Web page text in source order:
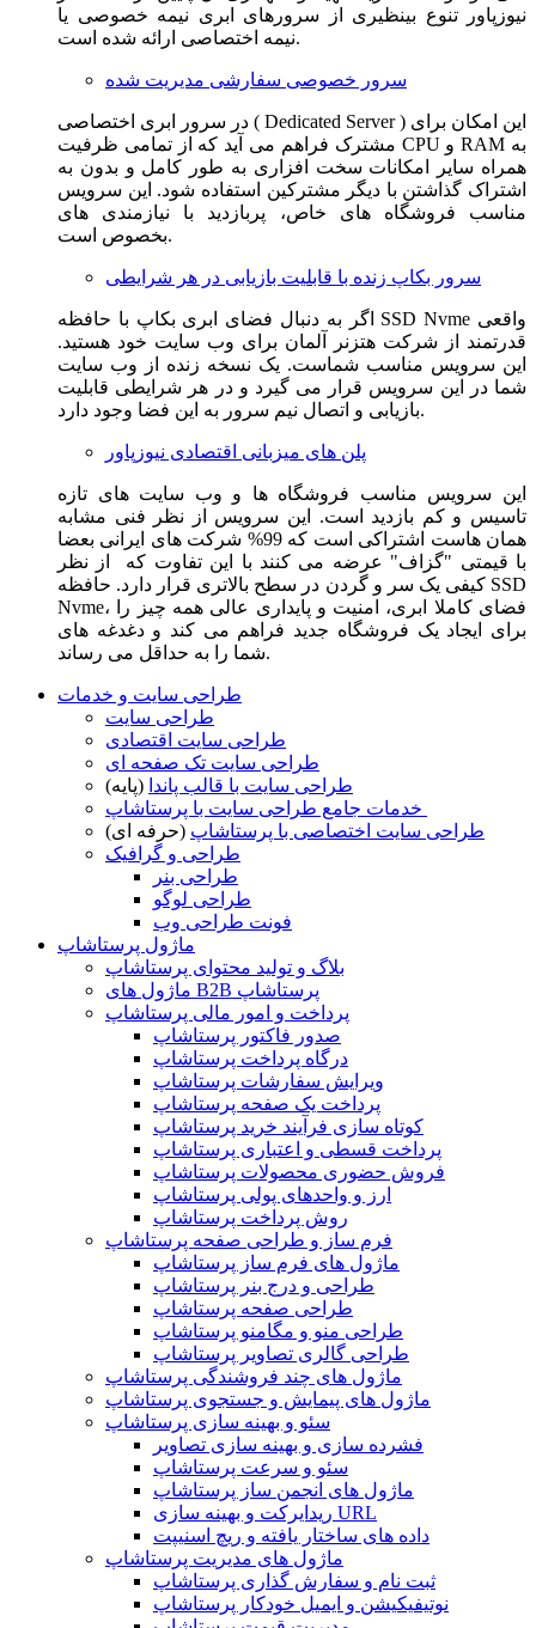
نیوزپاور تنوع بینظیری از سرورهای ابری نیمه خصوصی یا
نیمه اختصاصی ارائه شده است.
سرور خصوصی سفارشی مدیریت شده
در سرور ابری اختصاصی ( Dedicated Server ) این امکان برای
مشترک فراهم می آید که از تمامی ظرفیت CPU و RAM به
همراه سایر امکانات سخت افزاری به طور کامل و بدون به
اشتراک گذاشتن با دیگر مشترکین استفاده شود. این سرویس
مناسب فروشگاه های خاص، پربازدید با نیازمندی های
بخصوص است.
سرور بکاپ زنده با قابلیت بازیابی در هر شرایطی
اگر به دنبال فضای ابری بکاپ با حافظه SSD Nvme واقعی
قدرتمند از شرکت هتزنر آلمان برای وب سایت خود هستید.
این سرویس مناسب شماست. یک نسخه زنده از وب سایت
شما در این سرویس قرار می گیرد و در هر شرایطی قابلیت
بازیابی و اتصال نیم سرور به این فضا وجود دارد.
پلن های میزبانی اقتصادی نیوزپاور
این سرویس مناسب فروشگاه ها و وب سایت های تازه
تاسیس و کم بازدید است. این سرویس از نظر فنی مشابه
همان هاست اشتراکی است که 99% شرکت های ایرانی بعضا
با قیمتی "گزاف" عرضه می کنند با این تفاوت که از نظر
کیفی یک سر و گردن در سطح بالاتری قرار دارد. حافظه SSD
Nvme، فضای کاملا ابری، امنیت و پایداری عالی همه چیز را
برای ایجاد یک فروشگاه جدید فراهم می کند و دغدغه های
شما را به حداقل می رساند.
طراحی سایت و خدمات
طراحی سایت
طراحی سایت اقتصادی
طراحی سایت تک صفحه ای
طراحی سایت با قالب پاندا (پایه)
طراحی سایت اختصاصی با پرستاشاپ (حرفه ای)
طراحی و گرافیک
طراحی بنر
طراحی لوگو
فونت طراحی وب
ماژول پرستاشاپ
بلاگ و تولید محتوای پرستاشاپ
ماژول های B2B پرستاشاپ
پرداخت و امور مالی پرستاشاپ
صدور فاکتور پرستاشاپ
درگاه پرداخت پرستاشاپ
ویرایش سفارشات پرستاشاپ
پرداخت یک صفحه پرستاشاپ
کوتاه سازی فرآیند خرید پرستاشاپ
پرداخت قسطی و اعتباری پرستاشاپ
فروش حضوری محصولات پرستاشاپ
ارز و واحدهای پولی پرستاشاپ
روش پرداخت پرستاشاپ
فرم ساز و طراحی صفحه پرستاشاپ
ماژول های فرم ساز پرستاشاپ
طراحی و درج بنر پرستاشاپ
طراحی صفحه پرستاشاپ
طراحی منو و مگامنو پرستاشاپ
طراحی گالری تصاویر پرستاشاپ
ماژول های چند فروشندگی پرستاشاپ
ماژول های پیمایش و جستجوی پرستاشاپ
سئو و بهینه سازی پرستاشاپ
فشرده سازی و بهینه سازی تصاویر
سئو و سرعت پرستاشاپ
ماژول های انجمن ساز پرستاشاپ
ریدایرکت و بهینه سازی URL
داده های ساختار یافته و ریچ اسنیپت
ماژول های مدیریت پرستاشاپ
ثبت نام و سفارش گذاری پرستاشاپ
نوتیفیکیشن و ایمیل خودکار پرستاشاپ